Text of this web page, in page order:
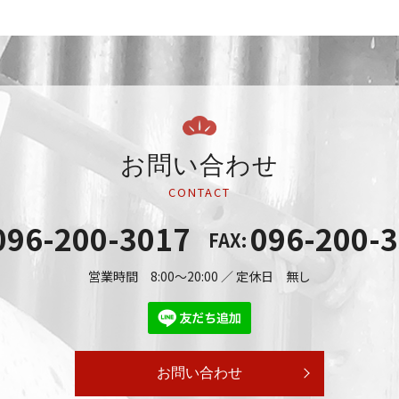
お問い合わせ
CONTACT
200-3017 FAX: 096-200-
営業時間 8:00～20:00 ／ 定休日 無し
お問い合わせ